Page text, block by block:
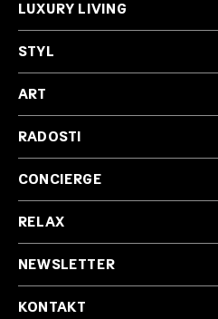
LUXURY LIVING
STYL
ART
RADOSTI
CONCIERGE
RELAX
NEWSLETTER
KONTAKT